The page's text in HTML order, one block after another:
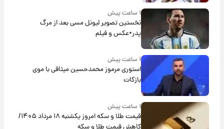
۱ ساعت پیش
نخستین تصویر لیونل مسی بعد از مرگ
پدر+عکس و فیلم
۱ ساعت پیش
استوری مرموز محمدحسین میثاقی با موی
بازکات
۱ ساعت پیش
قیمت طلا و سکه امروز یکشنبه ۱۸ مرداد ۱۴۰۵/